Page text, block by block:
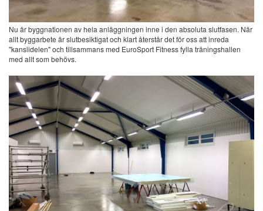
Nu är byggnationen av hela anläggningen inne i den absoluta slutfasen. När
allt byggarbete är slutbesiktigat och klart återstår det för oss att inreda
"kanslidelen" och tillsammans med EuroSport Fitness fylla träningshallen
med allt som behövs.